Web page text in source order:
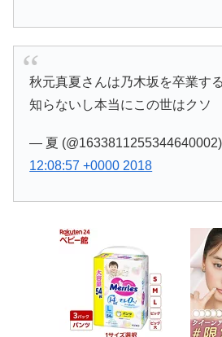
秋元真夏さんは乃木坂を卒業す
知らないし本当にこの世はクソ
— 夏
12:08:57 +0000 2018